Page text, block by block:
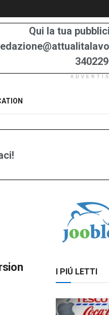
Qui la tua
I PIÚ LETTI